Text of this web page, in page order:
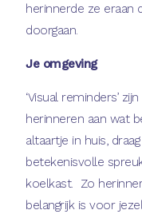
herinnerde ze eraan
doorgaan.
Je omgeving
‘Visual reminders’
herinneren aan wat
altaartje in huis,
betekenisvolle
koelkast. Zo
belangrijk is voor